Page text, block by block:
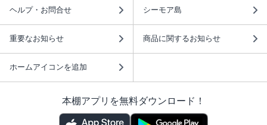
ヘルプ・お問合せ シーモア島
重要なお知らせ 商品に関するお知らせ
ホームアイコンを追加
本棚アプリを無料ダウンロード！